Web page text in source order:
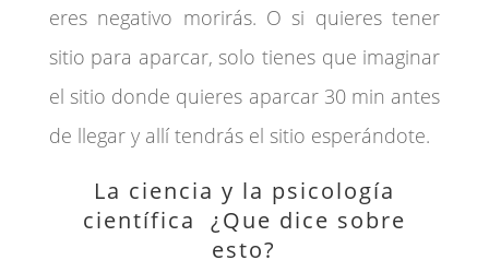
eres negativo morirás. O si quieres tener
sitio para aparcar, solo tienes que imaginar
el sitio donde quieres aparcar 30 min antes
de llegar y allí tendrás el sitio esperándote.
La ciencia y la psicología
científica ¿Que dice sobre
esto?